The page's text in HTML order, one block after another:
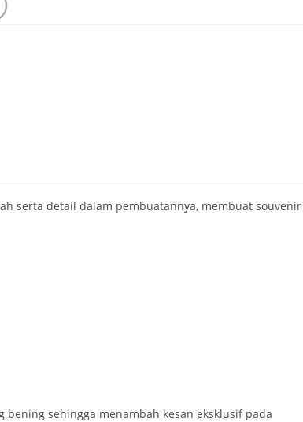
serta detail dalam pembuatannya, membuat souvenir
bening sehingga menambah kesan eksklusif pada